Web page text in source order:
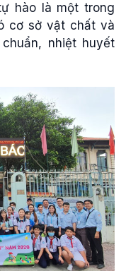
hào là một trong
cơ sở vật chất và
nhiệt huyết